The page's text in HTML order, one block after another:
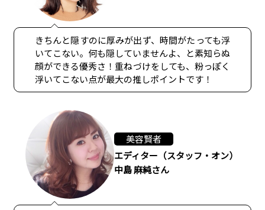
きちんと隠すのに厚みが出ず、時間がたっても浮
いてこない。何も隠していませんよ、と素知らぬ
顔ができる優秀さ！重ねづけをしても、粉っぽく
浮いてこない点が最大の推しポイントです！
美容賢者
エディター（スタッフ・オン）
中島 麻純さん